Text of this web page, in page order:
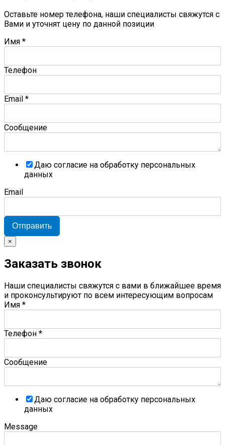
Оставьте номер телефона, наши специалисты свяжутся с
Вами и уточнят цену по данной позиции
Имя *
Телефон
Email *
Сообщение
Даю согласие на обработку персональных
данных
Email
Отправить
×
Заказать звонок
Наши специалисты свяжутся с вами в ближайшее время
и проконсультируют по всем интересующим вопросам
Имя *
Телефон *
Сообщение
Даю согласие на обработку персональных
данных
Message